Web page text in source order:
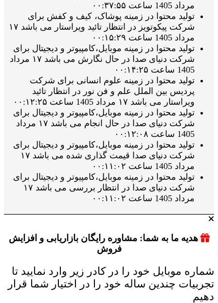
مرداد 1405 ساعت ۰۰:۳۷:۵۵
تولید محتوا در زمینه پوشاک، کیف و کفش برای
شرکت پیکوتویز در انتظار تائید ویراستار می باشد ۱۷
مرداد 1405 ساعت ۰۰:۱۵:۲۹
تولید محتوا در زمینه موبایل،کامپیوتر و دیجیتال برای
شرکت دنیای صدا در حال نگارش می باشد ۱۷ مرداد
1405 ساعت ۰۰:۱۴:۲۵
تولید محتوا در زمینه علوم انسانی برای شرکت
پردیس بین الملل علم و فن نور در انتظار تائید
ویراستار می باشد ۱۷ مرداد 1405 ساعت ۰۰:۱۲:۲۵
تولید محتوا در زمینه موبایل،کامپیوتر و دیجیتال برای
شرکت دنیای صدا در حال انجام می باشد ۱۷ مرداد
1405 ساعت ۰۰:۱۲:۰۸
تولید محتوا در زمینه موبایل،کامپیوتر و دیجیتال برای
شرکت دنیای صدا قیمت گذاری شده می باشد ۱۷
مرداد 1405 ساعت ۰۰:۱۱:۰۲
تولید محتوا در زمینه موبایل،کامپیوتر و دیجیتال برای
شرکت دنیای صدا در انتظار بررسی می باشد ۱۷
مرداد 1405 ساعت ۰۰:۱۱:۰۲
هدیه ما به شما: مشاوره رایگان بازاریابی و افزایش
فروش
شماره موبایل خود را در کادر زیر وارد نمایید تا
تجربیات چندین ساله خود را در اختیار شما قرار
دهیم